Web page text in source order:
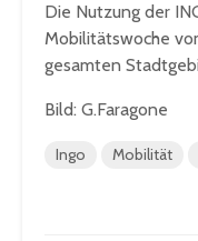
Die Nutzung der
Mobilitätswoche
gesamten
Bild: G.Faragone
Ingo Mobilität